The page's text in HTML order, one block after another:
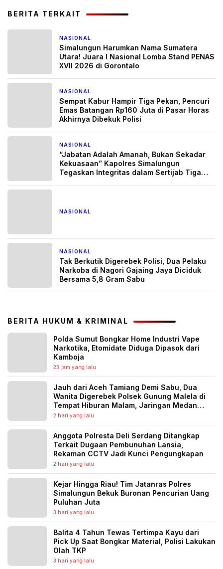
BERITA TERKAIT
NASIONAL
Simalungun Harumkan Nama Sumatera
Utara! Juara I Nasional Lomba Stand PENAS
XVII 2026 di Gorontalo
NASIONAL
Sempat Kabur Hampir Tiga Pekan, Pencuri
Emas Batangan Rp160 Juta di Pasar Horas
Akhirnya Dibekuk Polisi
NASIONAL
“Jabatan Adalah Amanah, Bukan Sekadar
Kekuasaan” Kapolres Simalungun
Tegaskan Integritas dalam Sertijab Tiga
NASIONAL
NASIONAL
Tak Berkutik Digerebek Polisi, Dua Pelaku
Narkoba di Nagori Gajaing Jaya Diciduk
Bersama 5,8 Gram Sabu
BERITA HUKUM & KRIMINAL
Polda Sumut Bongkar Home Industri Vape
Narkotika, Etomidate Diduga Dipasok dari
Kamboja
23 jam yang lalu
Jauh dari Aceh Tamiang Demi Sabu, Dua
Wanita Digerebek Polsek Gunung Malela di
Tempat Hiburan Malam, Jaringan Medan
Diburu
2 hari yang lalu
Anggota Polresta Deli Serdang Ditangkap
Terkait Dugaan Pembunuhan Lansia,
Rekaman CCTV Jadi Kunci Pengungkapan
2 hari yang lalu
Kejar Hingga Riau! Tim Jatanras Polres
Simalungun Bekuk Buronan Pencurian Uang
Puluhan Juta
3 hari yang lalu
Balita 4 Tahun Tewas Tertimpa Kayu dari
Pick Up Saat Bongkar Material, Polisi Lakukan
Olah TKP
3 hari yang lalu